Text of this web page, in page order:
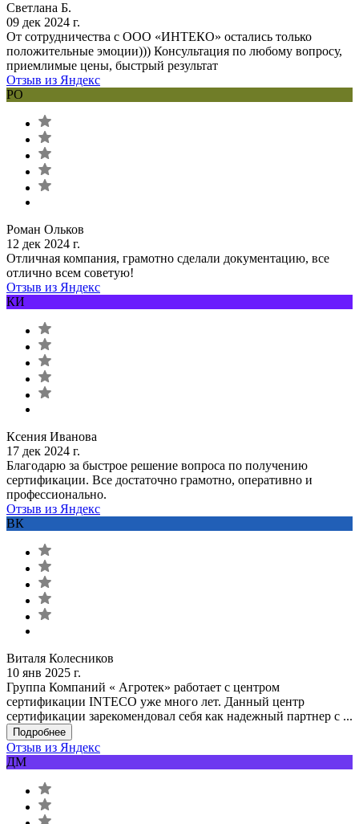
Светлана Б.
09 дек 2024 г.
От сотрудничества с ООО «ИНТЕКО» остались только
положительные эмоции))) Консультация по любому вопросу,
приемлимые цены, быстрый результат
Отзыв из Яндекс
РО
Роман Ольков
12 дек 2024 г.
Отличная компания, грамотно сделали документацию, все
отлично всем советую!
Отзыв из Яндекс
КИ
Ксения Иванова
17 дек 2024 г.
Благодарю за быстрое решение вопроса по получению
сертификации. Все достаточно грамотно, оперативно и
профессионально.
Отзыв из Яндекс
ВК
Виталя Колесников
10 янв 2025 г.
Группа Компаний « Агротек» работает с центром
сертификации INTECO уже много лет. Данный центр
сертификации зарекомендовал себя как надежный партнер с ...
Подробнее
Отзыв из Яндекс
ДМ